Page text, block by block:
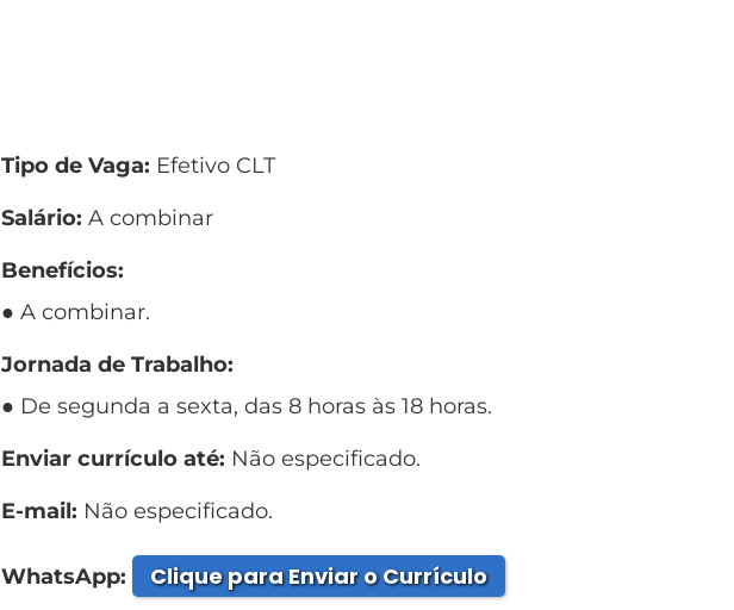
Tipo de Vaga: Efetivo CLT
Salário: A combinar
Benefícios:
● A combinar.
Jornada de Trabalho:
● De segunda a sexta, das 8 horas às 18 horas.
Enviar currículo até: Não especificado.
E-mail: Não especificado.
WhatsApp: Clique para Enviar o Currículo